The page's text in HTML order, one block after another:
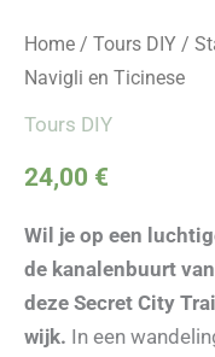
Home / Tours DIY /
Navigli en Ticinese
Tours DIY
24,00 €
Wil je op een
de kanalenbuurt
deze Secret City
wijk. In een